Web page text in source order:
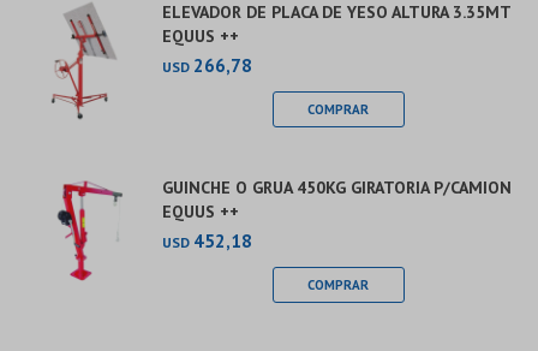
ELEVADOR DE PLACA DE YESO ALTURA 3.35MT
EQUUS ++
USD 266,78
GUINCHE O GRUA 450KG GIRATORIA P/CAMION
EQUUS ++
USD 452,18